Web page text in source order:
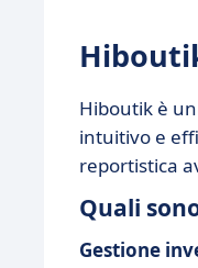
Hiboutik è
intuitivo e
reportistica
Quali
Gestione